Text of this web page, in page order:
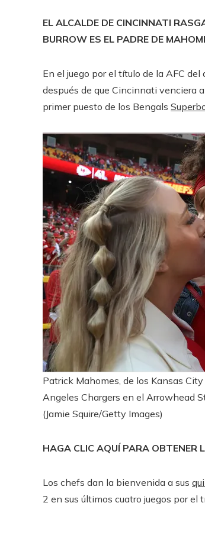
EL ALCALDE DE CINCINNATI
BURROW ES EL PADRE DE
En el juego por el título de la AFC
después de que Cincinnati venciera
primer puesto de los Bengals
Patrick Mahomes, de los Kansas
Angeles Chargers en el Arrowhead
(Jamie Squire/Getty Images)
HAGA CLIC AQUÍ PARA OBTENER
Los chefs dan la bienvenida a sus
2 en sus últimos cuatro juegos por el